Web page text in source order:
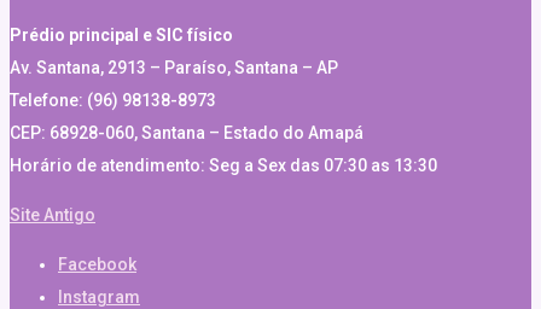
Prédio principal e SIC físico
Av. Santana, 2913 – Paraíso, Santana – AP
Telefone: (96) 98138-8973
CEP: 68928-060, Santana – Estado do Amapá
Horário de atendimento: Seg a Sex das 07:30 as 13:30
Site Antigo
Facebook
Instagram